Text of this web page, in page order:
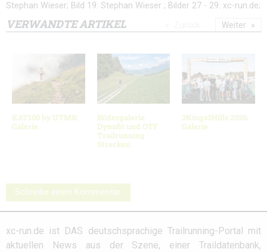
Stephan Wieser; Bild 19: Stephan Wieser ; Bilder 27 - 29: xc-run.de;
VERWANDTE ARTIKEL
KAT100 by UTMB:
Galerie
Bildergalerie
Dynafit und OTF
Trailrunning
Strecken
3Kings3Hills 2026:
Galerie
Weiter
Schreibe einen Kommentar
xc-run.de ist DAS deutschsprachige Trailrunning-Portal mit
aktuellen News aus der Szene, einer Traildatenbank,